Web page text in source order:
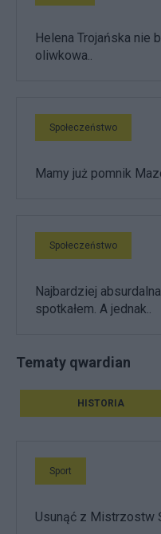
Helena Trojańska nie
oliwkowa..
Społeczeństwo
Mamy już pomnik
Społeczeństwo
Najbardziej
spotkałem. A jednak..
Tematy qwardian
HISTORIA
Sport
Usunąć z Mistrzostw